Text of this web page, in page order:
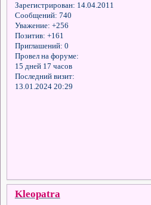
Зарегистрирован: 14.04.2011
Сообщений: 740
Уважение: +256
Позитив: +161
Приглашений: 0
Провел на форуме:
15 дней 17 часов
Последний визит:
13.01.2024 20:29
Kleopatra